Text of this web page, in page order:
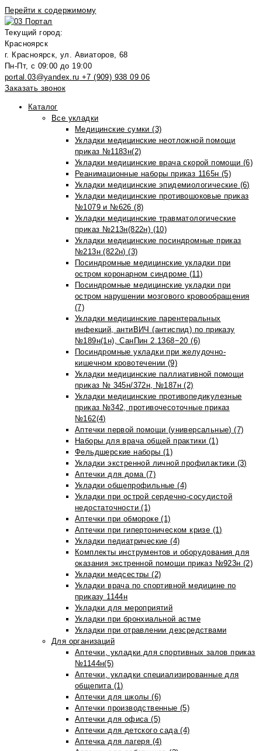
Перейти к содержимому
Текущий город:
Красноярск
г. Красноярск, ул. Авиаторов, 68
Пн-Пт, с 09:00 до 19:00
portal.03@yandex.ru +7 (909) 938 09 06
Заказать звонок
Каталог
Все укладки
Медицинские сумки (3)
Укладки медицинские неотложной помощи
приказ №1183н(2)
Укладки медицинские врача скорой помощи (6)
Реанимационные наборы приказ 1165н (5)
Укладки медицинские эпидемиологические (6)
Укладки медицинские противошоковые приказ
№1079 и №626 (8)
Укладки медицинские травматологические
приказ №213н(822н) (10)
Укладки медицинские посиндромные приказ
№213н (822н) (3)
Посиндромные медицинские укладки при
остром коронарном синдроме (11)
Посиндромные медицинские укладки при
остром нарушении мозгового кровообращения
(7)
Укладки медицинские парентеральных
инфекций, антиВИЧ (антиспид) по приказу
№189н(1н), СанПин 2.1368−20 (6)
Посиндромные укладки при желудочно-
кишечном кровотечении (9)
Укладки медицинские паллиативной помощи
приказ № 345н/372н, №187н (2)
Укладки медицинские противопедикулезные
приказ №342, противочесоточные приказ
№162(4)
Аптечки первой помощи (универсальные) (7)
Наборы для врача общей практики (1)
Фельдшерские наборы (1)
Укладки экстренной личной профилактики (3)
Аптечки для дома (7)
Укладки общепрофильные (4)
Укладки при острой сердечно-сосудистой
недостаточности (1)
Аптечки при обмороке (1)
Аптечки при гипертоническом кризе (1)
Укладки педиатрические (4)
Комплекты инструментов и оборудования для
оказания экстренной помощи приказ №923н (2)
Укладки медсестры (2)
Укладки врача по спортивной медицине по
приказу 1144н
Укладки для мероприятий
Укладки при бронхиальной астме
Укладки при отравлении дезсредствами
Для организаций
Аптечки, укладки для спортивных залов приказ
№1144н(5)
Аптечки, укладки специализированные для
общепита (1)
Аптечки для школы (6)
Аптечки производственные (5)
Аптечки для офиса (5)
Аптечки для детского сада (4)
Аптечка для лагеря (4)